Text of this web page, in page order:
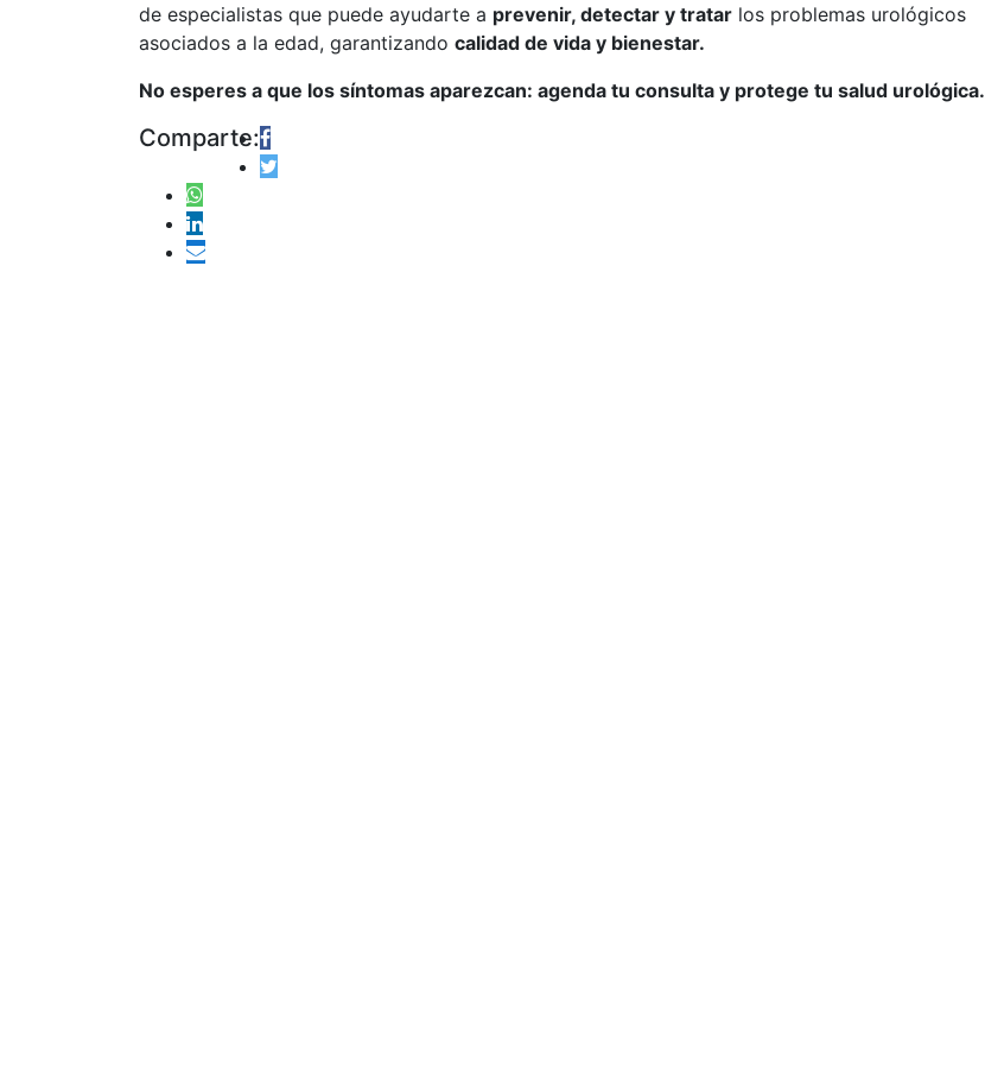
de especialistas que puede ayudarte a prevenir, detectar y tratar los problemas urológicos
asociados a la edad, garantizando calidad de vida y bienestar.
No esperes a que los síntomas aparezcan: agenda tu consulta y protege tu salud urológica.
Comparte: